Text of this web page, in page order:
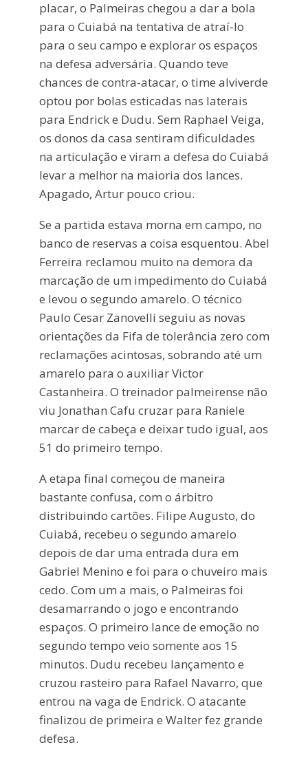
placar, o Palmeiras chegou a dar a bola
para o Cuiabá na tentativa de atraí-lo
para o seu campo e explorar os espaços
na defesa adversária. Quando teve
chances de contra-atacar, o time alviverde
optou por bolas esticadas nas laterais
para Endrick e Dudu. Sem Raphael Veiga,
os donos da casa sentiram dificuldades
na articulação e viram a defesa do Cuiabá
levar a melhor na maioria dos lances.
Apagado, Artur pouco criou.
Se a partida estava morna em campo, no
banco de reservas a coisa esquentou. Abel
Ferreira reclamou muito na demora da
marcação de um impedimento do Cuiabá
e levou o segundo amarelo. O técnico
Paulo Cesar Zanovelli seguiu as novas
orientações da Fifa de tolerância zero com
reclamações acintosas, sobrando até um
amarelo para o auxiliar Victor
Castanheira. O treinador palmeirense não
viu Jonathan Cafu cruzar para Raniele
marcar de cabeça e deixar tudo igual, aos
51 do primeiro tempo.
A etapa final começou de maneira
bastante confusa, com o árbitro
distribuindo cartões. Filipe Augusto, do
Cuiabá, recebeu o segundo amarelo
depois de dar uma entrada dura em
Gabriel Menino e foi para o chuveiro mais
cedo. Com um a mais, o Palmeiras foi
desamarrando o jogo e encontrando
espaços. O primeiro lance de emoção no
segundo tempo veio somente aos 15
minutos. Dudu recebeu lançamento e
cruzou rasteiro para Rafael Navarro, que
entrou na vaga de Endrick. O atacante
finalizou de primeira e Walter fez grande
defesa.